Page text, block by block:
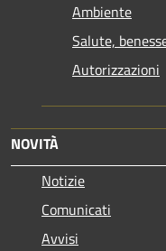
Ambiente
Salute,
Autorizzazioni
NOVITÀ
Notizie
Comunicati
Avvisi